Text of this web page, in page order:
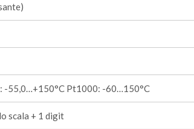
-55,0…+150°C Pt1000: -60…150°C
scala + 1 digit